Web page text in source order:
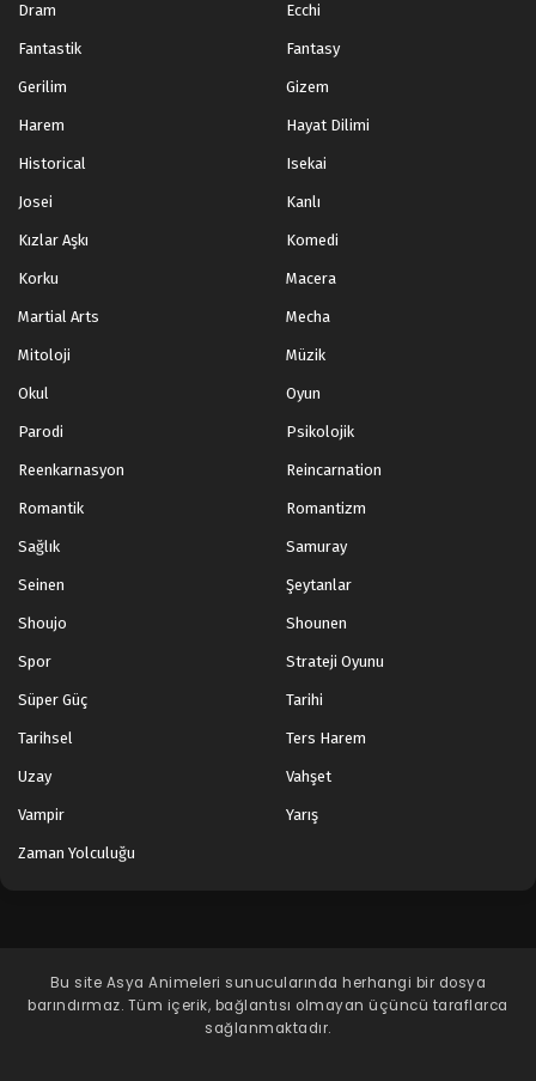
Dram Ecchi
Fantastik Fantasy
Gerilim Gizem
Harem Hayat Dilimi
Historical Isekai
Josei Kanlı
Kızlar Aşkı Komedi
Korku Macera
Martial Arts Mecha
Mitoloji Müzik
Okul Oyun
Parodi Psikolojik
Reenkarnasyon Reincarnation
Romantik Romantizm
Sağlık Samuray
Seinen Şeytanlar
Shoujo Shounen
Spor Strateji Oyunu
Süper Güç Tarihi
Tarihsel Ters Harem
Uzay Vahşet
Vampir Yarış
Zaman Yolculuğu
Bu site Asya Animeleri sunucularında herhangi bir dosya
barındırmaz. Tüm içerik, bağlantısı olmayan üçüncü taraflarca
sağlanmaktadır.